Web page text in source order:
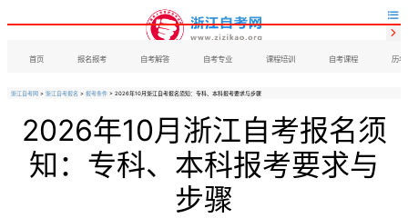

首页 报名报考 自考解答 自考专业 课程培训 自考课程 历年

浙江自考网 > 浙江自考报名 > 报考条件 > 2026年10月浙江自考报名须知：专科、本科报考要求与步骤
2026年10月浙江自考报名须
知：专科、本科报考要求与
步骤